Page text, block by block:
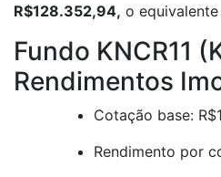
R$128.352,94, o equivalente
Fundo KNCR11
Rendimentos
Cotação base:
Rendimento por